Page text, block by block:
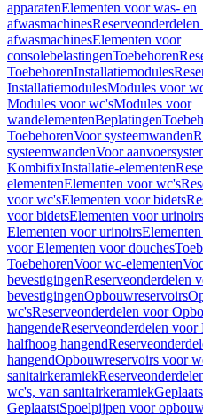
apparatenElementen voor was- en
afwasmachines
afwasmachinesElementen voor
consolebelastingenToebehoren
ToebehorenInstallatiemodules
InstallatiemodulesModules voor
Modules voor wc'sModules voor
wandelementenBeplatingen
ToebehorenVoor systeemwanden
systeemwandenVoor
KombifixInstallatie-elementen
elementenElementen voor wc's
voor wc'sElementen voor bidets
voor bidetsElementen voor urinoirs
Elementen voor urinoirs
voor Elementen voor douches
ToebehorenVoor wc-elementen
bevestigingenReserveonderdelen
bevestigingenOpbouwreservoirs
wc'sReserveonderdelen voor
hangendeReserveonderdelen voor
halfhoog hangend
hangendOpbouwreservoirs voor
sanitairkeramiek
wc's, van sanitairkeramiek
GeplaatstSpoelpijpen voor